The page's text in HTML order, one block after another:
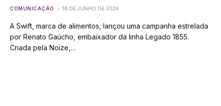
COMUNICAÇÃO 18 DE JUNHO DE 2026
A Swift, marca de alimentos, lançou uma campanha estrelada
por Renato Gaúcho, embaixador da linha Legado 1855.
Criada pela Noize,…